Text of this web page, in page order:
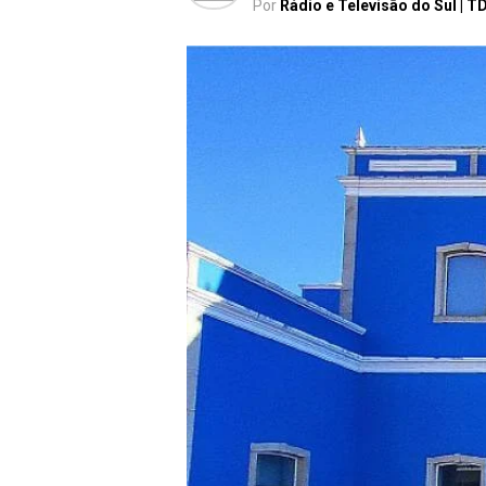
Por Rádio e Televisão do Sul |